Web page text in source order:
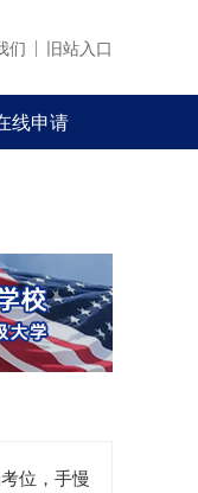
们 旧站入口
线申请
位，手慢